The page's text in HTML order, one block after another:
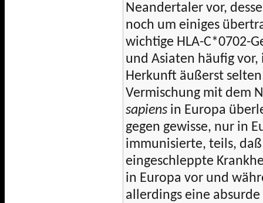
Neandertaler vor,
noch um einiges
wichtige HLA-C*0702-
und Asiaten häufig
Herkunft äußerst
Vermischung mit dem
sapiens in Europa
gegen gewisse, nur in
immunisierte, teils,
eingeschleppte
in Europa vor und
allerdings eine